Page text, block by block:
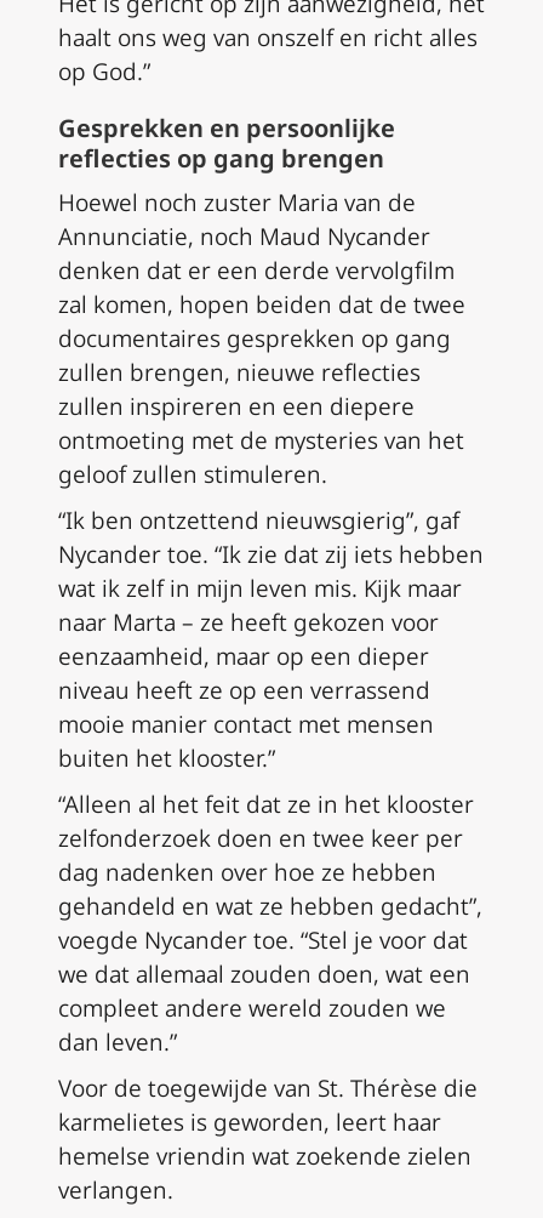
haalt ons weg van onszelf en richt alles
op God.”
Gesprekken en persoonlijke
reflecties op gang brengen
Hoewel noch zuster Maria van de
Annunciatie, noch Maud Nycander
denken dat er een derde vervolgfilm
zal komen, hopen beiden dat de twee
documentaires gesprekken op gang
zullen brengen, nieuwe reflecties
zullen inspireren en een diepere
ontmoeting met de mysteries van het
geloof zullen stimuleren.
“Ik ben ontzettend nieuwsgierig”, gaf
Nycander toe. “Ik zie dat zij iets hebben
wat ik zelf in mijn leven mis. Kijk maar
naar Marta – ze heeft gekozen voor
eenzaamheid, maar op een dieper
niveau heeft ze op een verrassend
mooie manier contact met mensen
buiten het klooster.”
“Alleen al het feit dat ze in het klooster
zelfonderzoek doen en twee keer per
dag nadenken over hoe ze hebben
gehandeld en wat ze hebben gedacht”,
voegde Nycander toe. “Stel je voor dat
we dat allemaal zouden doen, wat een
compleet andere wereld zouden we
dan leven.”
Voor de toegewijde van St. Thérèse die
karmelietes is geworden, leert haar
hemelse vriendin wat zoekende zielen
verlangen.